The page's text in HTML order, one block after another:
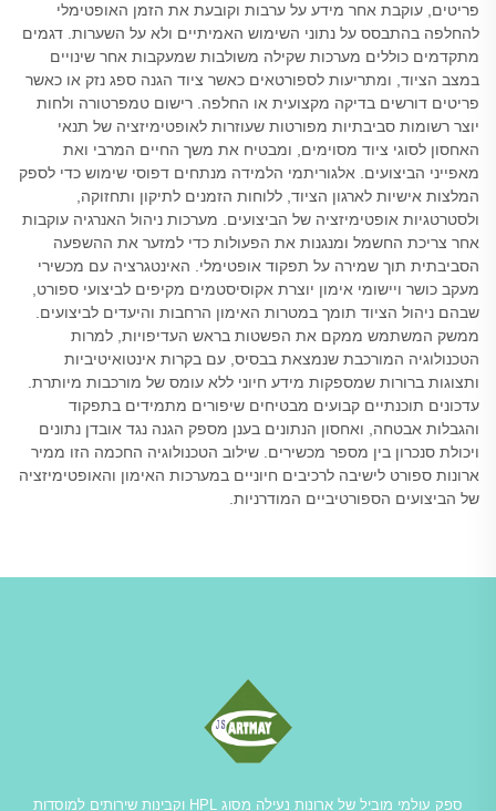
פריטים, עוקבת אחר מידע על ערבות וקובעת את הזמן האופטימלי
להחלפה בהתבסס על נתוני השימוש האמיתיים ולא על השערות. דגמים
מתקדמים כוללים מערכות שקילה משולבות שמעקבות אחר שינויים
במצב הציוד, ומתריעות לספורטאים כאשר ציוד הגנה ספג נזק או כאשר
פריטים דורשים בדיקה מקצועית או החלפה. רישום טמפרטורה ולחות
יוצר רשומות סביבתיות מפורטות שעוזרות לאופטימיזציה של תנאי
האחסון לסוגי ציוד מסוימים, ומבטיח את משך החיים המרבי ואת
מאפייני הביצועים. אלגוריתמי הלמידה מנתחים דפוסי שימוש כדי לספק
המלצות אישיות לארגון הציוד, ללוחות הזמנים לתיקון ותחזוקה,
ולסטרטגיות אופטימיזציה של הביצועים. מערכות ניהול האנרגיה עוקבות
אחר צריכת החשמל ומנגנות את הפעולות כדי למזער את ההשפעה
הסביבתית תוך שמירה על תפקוד אופטימלי. האינטגרציה עם מכשירי
מעקב כושר ויישומי אימון יוצרת אקוסיסטמים מקיפים לביצועי ספורט,
שבהם ניהול הציוד תומך במטרות האימון הרחבות והיעדים לביצועים.
ממשק המשתמש ממקם את הפשטות בראש העדיפויות, למרות
הטכנולוגיה המורכבת שנמצאת בבסיס, עם בקרות אינטואיטיביות
ותצוגות ברורות שמספקות מידע חיוני ללא עומס של מורכבות מיותרת.
עדכונים תוכנתיים קבועים מבטיחים שיפורים מתמידים בתפקוד
והגבלות אבטחה, ואחסון הנתונים בענן מספק הגנה נגד אובדן נתונים
ויכולת סנכרון בין מספר מכשירים. שילוב הטכנולוגיה החכמה הזו ממיר
ארונות ספורט לישיבה לרכיבים חיוניים במערכות האימון והאופטימיזציה
של הביצועים הספורטיביים המודרניות.
ספק עולמי מוביל של ארונות נעילה מסוג HPL וקבינות שירותים למוסדות